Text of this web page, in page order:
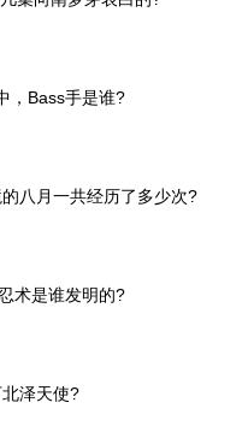
，Bass手是谁?
八月一共经历了多少次?
术是谁发明的?
泽天使?